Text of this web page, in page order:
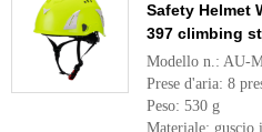
Safety Helmet
397 climbing
Modello n.: AU-
Prese d'aria: 8
Peso: 530 g
Materiale: guscio